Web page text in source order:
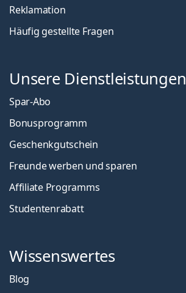
Reklamation
Häufig gestellte Fragen
Unsere Dienstleistungen
Spar-Abo
Bonusprogramm
Geschenkgutschein
Freunde werben und sparen
Affiliate Programms
Studentenrabatt
Wissenswertes
Blog